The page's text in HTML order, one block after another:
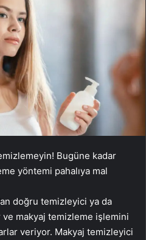
doğru temizleyici ya da
makyaj temizleme işlemini
veriyor. Makyaj temizleyici